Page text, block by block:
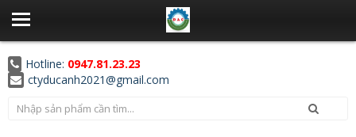
Hotline: 0947.81.23.23
ctyducanh2021@gmail.com